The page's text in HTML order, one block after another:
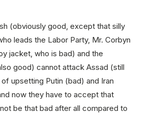
(obviously good, except that silly
leads the Labor Party, Mr. Corbyn
jacket, who is bad) and the
good) cannot attack Assad (still
upsetting Putin (bad) and Iran
now they have to accept that
be that bad after all compared to